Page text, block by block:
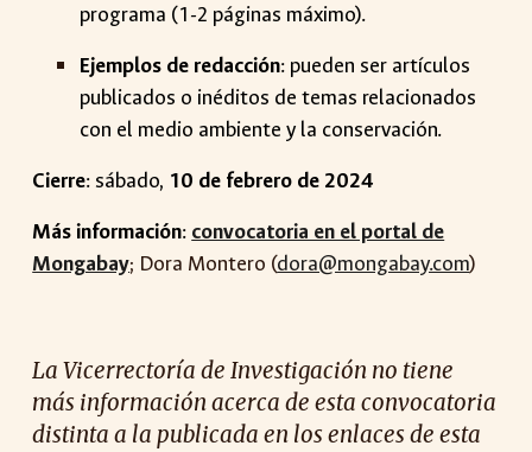
programa (1-2 páginas máximo).
Ejemplos de redacción: pueden ser artículos
publicados o inéditos de temas relacionados
con el medio ambiente y la conservación.
Cierre: sábado, 10 de febrero de 2024
Más información: convocatoria en el portal de
Mongabay; Dora Montero (dora@mongabay.com)
La Vicerrectoría de Investigación no tiene
más información acerca de esta convocatoria
distinta a la publicada en los enlaces de esta